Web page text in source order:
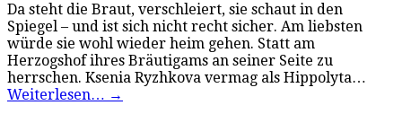
Da steht die Braut, verschleiert, sie schaut in den
Spiegel – und ist sich nicht recht sicher. Am liebsten
würde sie wohl wieder heim gehen. Statt am
Herzogshof ihres Bräutigams an seiner Seite zu
herrschen. Ksenia Ryzhkova vermag als Hippolyta…
Weiterlesen… →